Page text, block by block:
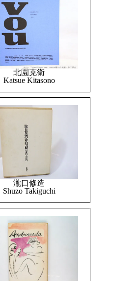
北園克衛
Katsue Kitasono
瀧口修造
Shuzo Takiguchi